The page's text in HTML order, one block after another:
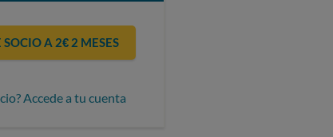
SOCIO A 2€ 2 MESES
Accede a tu cuenta